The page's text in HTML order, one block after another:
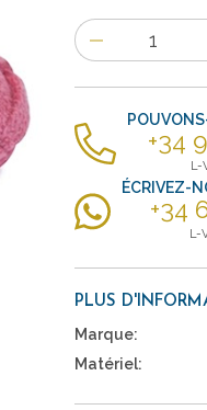
Nombre
d'items
+34
L-
ÉCRIVEZ-
+34
L-
PLUS
Marque:
Matériel: